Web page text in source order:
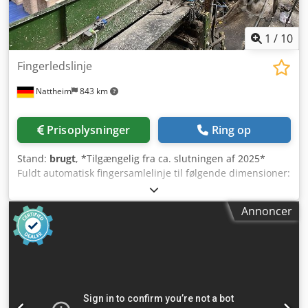
1 / 10
Nattheim 843 km
Fingerledslinje
Prisoplysninger Ring op
Stand: brugt, *Tilgængelig fra ca. slutningen af 2025*
Fuldt automatisk fingersamlelinje til følgende dimensioner:
Tykkelse: ca. 24 – 100 mm, Bredde: ca. 80 – 240 mm,
Fingersamling længde: 400 – 1.500 mm, Færdig længde:
2,50 m – 13,50 m, trinløst justerbar. Består af følgende
anlægskomponenter: - SMB-vakuumafstabler i
længderetningen med 2 løfteborde og 2 pakkerullebaner,
sorteringssluse for for fugtige og for tørre emner,
Annoncer